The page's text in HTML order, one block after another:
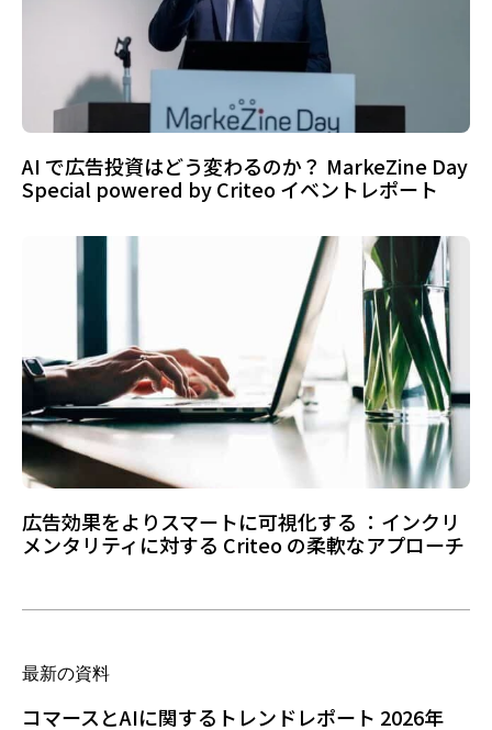
AI で広告投資はどう変わるのか？ MarkeZine Day
Special powered by Criteo イベントレポート
広告効果をよりスマートに可視化する ：インクリ
メンタリティに対する Criteo の柔軟なアプローチ
最新の資料
コマースとAIに関するトレンドレポート 2026年